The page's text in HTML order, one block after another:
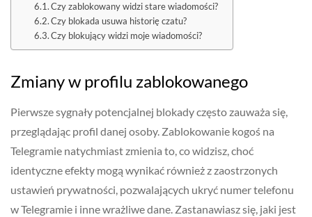
Czy zablokowany widzi stare wiadomości?
Czy blokada usuwa historię czatu?
Czy blokujący widzi moje wiadomości?
Zmiany w profilu zablokowanego
Pierwsze sygnały potencjalnej blokady często zauważa się,
przeglądając profil danej osoby. Zablokowanie kogoś na
Telegramie natychmiast zmienia to, co widzisz, choć
identyczne efekty mogą wynikać również z zaostrzonych
ustawień prywatności, pozwalających ukryć numer telefonu
w Telegramie i inne wrażliwe dane. Zastanawiasz się, jaki jest